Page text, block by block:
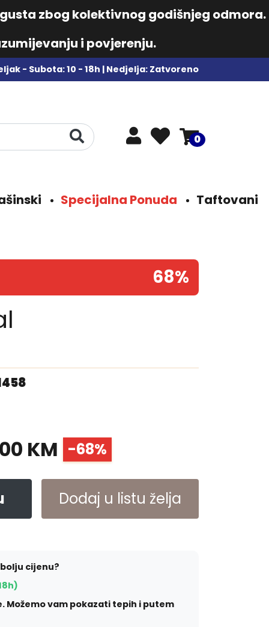
zbog kolektivnog godišnjeg odmora.
i povjerenju.
- Subota: 10 - 18h | Nedjelja: Zatvoreno
0
Specijalna Ponuda Taftovani
68%
KM -68%
Dodaj u listu želja
cijenu?
Možemo vam pokazati tepih i putem